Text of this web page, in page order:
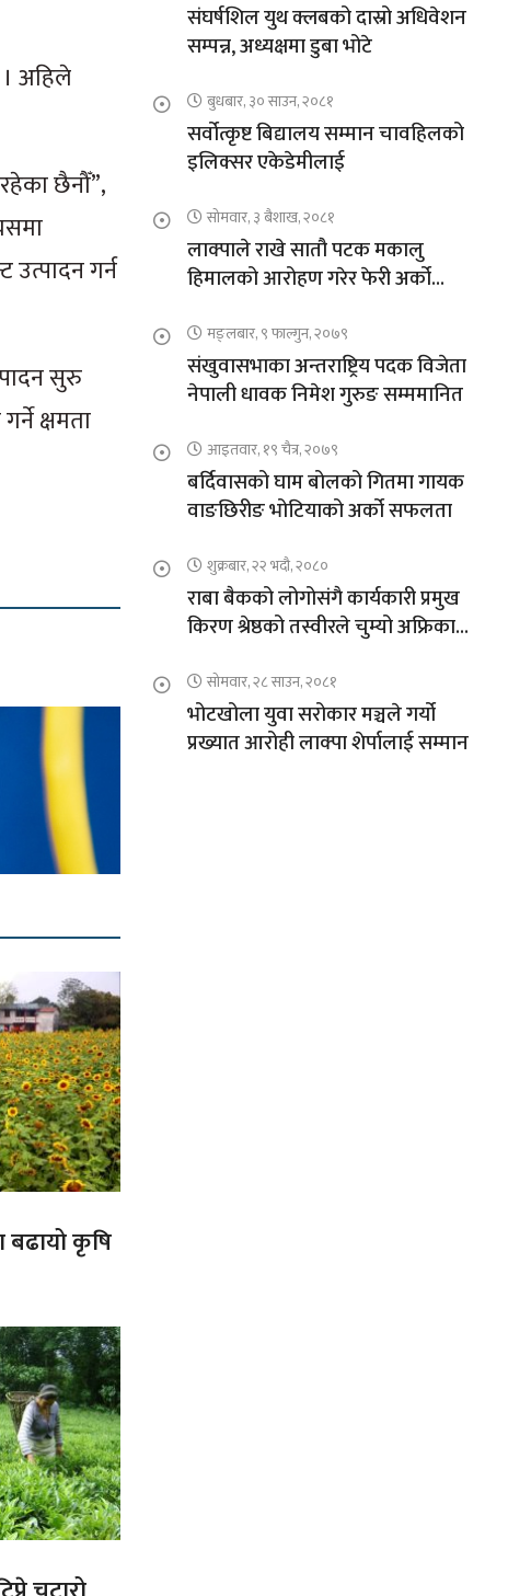
अहिले
छैनौँ”,
गर्न
सुरु
क्षमता
बढायो कृषि
संघर्षशिल युथ क्लबको दास्रो अधिवेशन
सम्पन्न, अध्यक्षमा डुबा भोटे
बुधबार, ३० साउन, २०८१
सर्वोत्कृष्ट बिद्यालय सम्मान चावहिलको
इलिक्सर एकेडेमीलाई
सोमवार, ३ बैशाख, २०८१
लाक्पाले राखे सातौ पटक मकालु
हिमालको आरोहण गरेर फेरी अर्को
मङ्लबार, ९ फाल्गुन, २०७९
संखुवासभाका अन्तराष्ट्रिय पदक विजेता
नेपाली धावक निमेश गुरुङ सम्ममानित
आइतवार, १९ चैत्र, २०७९
बर्दिवासको घाम बोलको गितमा गायक
वाङछिरीङ भोटियाको अर्को सफलता
शुक्रबार, २२ भदौ, २०८०
राबा बैकको लोगोसंगै कार्यकारी प्रमुख
किरण श्रेष्ठको तस्वीरले चुम्यो अफ्रिकाको
सोमवार, २८ साउन, २०८१
भोटखोला युवा सरोकार मञ्चले गर्यो
प्रख्यात आरोही लाक्पा शेर्पालाई सम्मान